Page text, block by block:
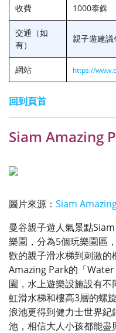
收費 1000泰銖
交通（如
有）
親子遊建
網站 https://
回到頁首
Siam Amazing
圖片來源： Siam
曼谷親子遊人氣景點
樂園，分為5個玩樂園區
歡的親子滑水梯到刺激
Amazing Park的「
園，水上遊樂設施設有
虹滑水梯和樓高3層的螺
浪池更得到健力士世界
池，相信大人小孩都能盡